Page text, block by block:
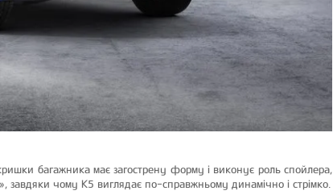
багажника має загострену форму і виконує роль спойлера,
завдяки чому К5 виглядає по-справжньому динамічно і стрімко.